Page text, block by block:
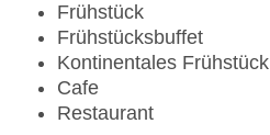
Frühstück
Frühstücksbuffet
Kontinentales Frühstück
Cafe
Restaurant